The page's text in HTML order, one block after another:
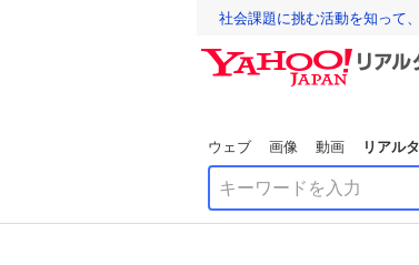
社会課題に挑む活動を知って
ウェブ 画像 動画 リアル